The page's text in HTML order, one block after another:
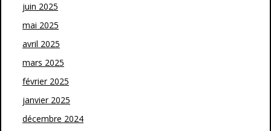
juin 2025
mai 2025
avril 2025
mars 2025
février 2025
janvier 2025
décembre 2024